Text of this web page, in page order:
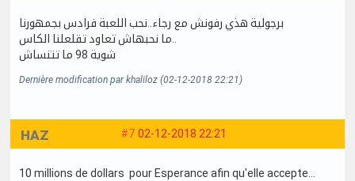
برجولية هذي رفونش مع رجاء..نحب اللعبة فرادس بجمهورنا
شوية 98 ما تتنساش
Dernière modification par khaliloz (02-12-2018 22:21)
#7 02-12-2018 22:21
HAZ
10 millions de dollars pour Esperance afin qu'elle accepte...